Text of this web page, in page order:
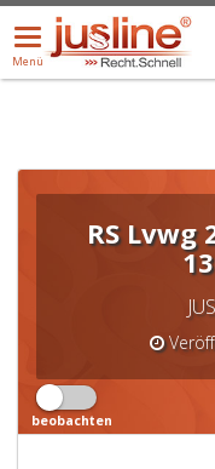
Menü
öffnen/schließen
Menü
ALLE DROPDOWN:
RS Lvwg
beobachten